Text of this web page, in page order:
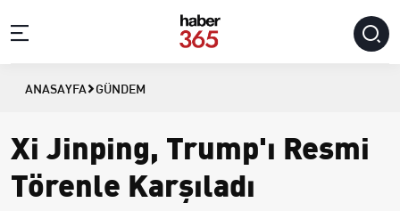
ANASAYFA GÜNDEM
Xi Jinping, Trump'ı Resmi
Törenle Karşıladı